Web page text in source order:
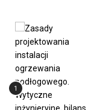
1